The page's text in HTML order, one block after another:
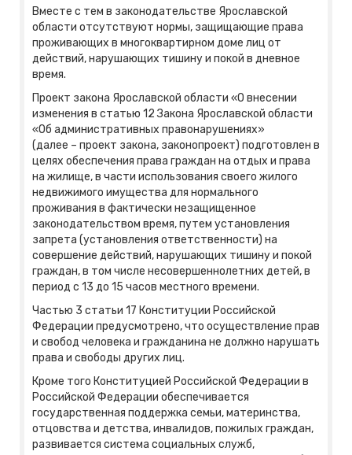
Вместе с тем в законодательстве Ярославской
области отсутствуют нормы, защищающие права
проживающих в многоквартирном доме лиц от
действий, нарушающих тишину и покой в дневное
время.
Проект закона Ярославской области «О внесении
изменения в статью 12 Закона Ярославской области
«Об административных правонарушениях»
(далее – проект закона, законопроект) подготовлен в
целях обеспечения права граждан на отдых и права
на жилище, в части использования своего жилого
недвижимого имущества для нормального
проживания в фактически незащищенное
законодательством время, путем установления
запрета (установления ответственности) на
совершение действий, нарушающих тишину и покой
граждан, в том числе несовершеннолетних детей, в
период с 13 до 15 часов местного времени.
Частью 3 статьи 17 Конституции Российской
Федерации предусмотрено, что осуществление прав
и свобод человека и гражданина не должно нарушать
права и свободы других лиц.
Кроме того Конституцией Российской Федерации в
Российской Федерации обеспечивается
государственная поддержка семьи, материнства,
отцовства и детства, инвалидов, пожилых граждан,
развивается система социальных служб,